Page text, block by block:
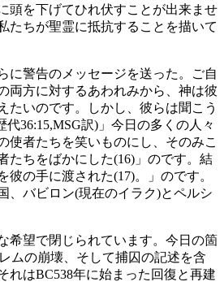
頭を下げてひれ伏すことが出来ませ
たちが聖霊に抵抗することを描いて
に警告のメッセージを送った。ご自
両方に対するあわれみから、神は彼
たいのです。しかし、彼らは聞こう
代36:15,MSG訳)」今日の多くの人々
使者たちを笑いものにし、そのみこ
たちをばかにした(16)」のです。結
彼の手に渡された(17)。」のです。
、バビロン(現在のイラク)とペルシ
希望で閉じられています。今日の箇
ムの崩壊、そして捕囚の記述を含
れはBC538年に始まった回復と再建